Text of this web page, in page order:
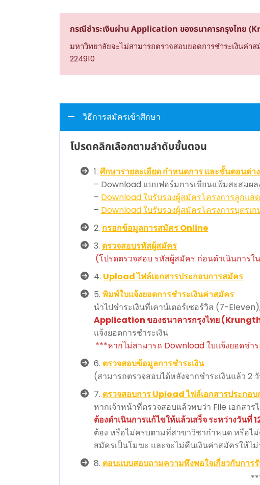
กรณีชำระเงินผ่าน Application ของธนาคารกรุงไทย
มหาวิทยาลัยจะไม่สามารถตรวจสอบยอดการชำระเงิน
224910
วิธีการสมัครเข้าศึกษา
โปรดคลิกเลือกตามลำดับขั้นตอน
1. ศึกษารายละเอียด กำหนดการ และขั้นตอนต่า
– Download แบบฟอร์มการเขียนแฟ้มสะสมผล
– Download ใบรับรองผู้สมัครโครงการลูกแส
– Download ใบรับรองผู้สมัครโครงการบุตรเก
2. กรอกข้อมูลการสมัคร Online
3. ตรวจสอบรหัสผู้สมัคร
(โปรดตรวจสอบ รหัสผู้สมัคร ก่อนดำเนินการ
4. Upload ไฟล์เอกสารประกอบการสมัคร
5. พิมพ์ใบแจ้งยอดการชำระเงินค่าสมัคร
นำไปชำระเงินที่เคาน์เตอร์เซอร์วิส (7-
Application ของธนาคารกรุงไทย
แจ้งยอดการชำระเงิน
***หากไม่สามารถ Download ใบแจ้งยอดชำ
6. ตรวจสอบข้อมูลการชำระเงิน
(สามารถตรวจสอบได้หลังจากชำระเงินแล้ว 2
7. ตรวจสอบการ Upload ไฟล์เอกสารประกอ
หากเจ้าหน้าที่ตรวจสอบแล้วพบว่า File เอกสา
ต้องดำเนินการแก้ไขให้แล้วเสร็จ ระหว่างวันที่
ต้อง หรือไม่ครบตามที่สาขาวิชากำหนด หรือไ
สมัครเป็นโมฆะ และจะไม่คืนเงินค่าสมัครให้ไ
8. ตอบแบบสอบถามความพึงพอใจเกี่ยวกับกา